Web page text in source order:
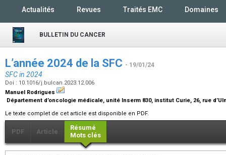
Actualités Revues Traités EMC Domaines
BULLETIN DU CANCER
L’année 2024 de la SFC - 19/01/24
SFC in 2024
Doi : 10.1016/j.bulcan.2023.12.006
Manuel Rodrigues
Département d’oncologie médicale, unité Inserm 830, institut Curie, 26, rue
Le texte complet de cet article est disponible en PDF.
PDF Article
Résumé
Mots clés